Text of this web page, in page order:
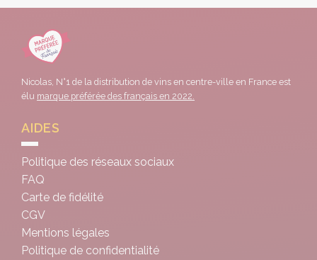
Nicolas, N°1 de la distribution de vins en centre-ville en France est
élu marque préférée des français en 2022.
AIDES
Politique des réseaux sociaux
FAQ
Carte de fidélité
CGV
Mentions légales
Politique de confidentialité